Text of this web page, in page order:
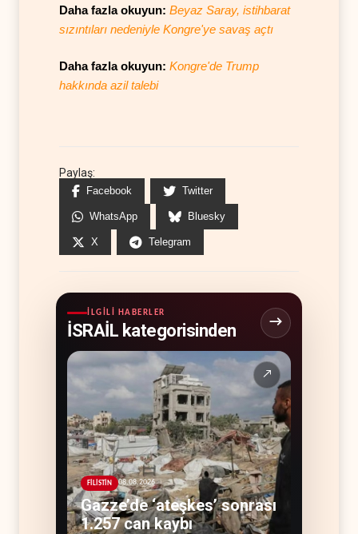
Daha fazla okuyun: Beyaz Saray, istihbarat
sızıntıları nedeniyle Kongre'ye savaş açtı
Daha fazla okuyun: Kongre'de Trump
hakkında azil talebi
Paylaş:
Facebook Twitter
WhatsApp Bluesky
X Telegram
İLGILI HABERLER
İSRAİL kategorisinden
↗
FİLİSTİN 08.08.2026
Gazze’de ‘ateşkes’ sonrası
1.257 can kaybı